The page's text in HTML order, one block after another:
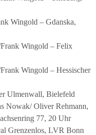
Wingold – Gdanska,
Wingold – Felix
Wingold – Hessischer
Ulmenwall, Bielefeld
Nowak/ Oliver Rehmann,
77, 20 Uhr
Grenzenlos, LVR Bonn